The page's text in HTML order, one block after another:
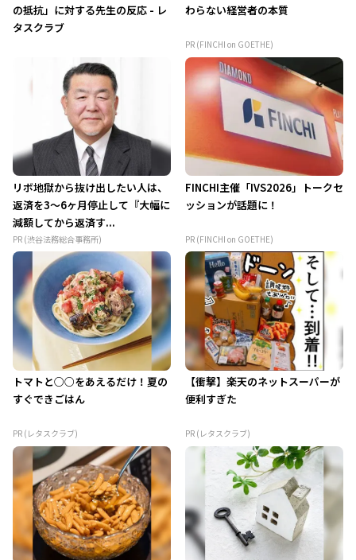
の抵抗」に対する先生の反応 - レ
タスクラブ
わらない経営者の本質
PR (FINCHI on GOETHE)
リボ地獄から抜け出したい人は、
返済を3～6ヶ月停止して『大幅に
減額してから返済す...
PR (渋谷法務総合事務所)
FINCHI主催「IVS2026」トークセ
ッションが話題に！
PR (FINCHI on GOETHE)
トマトと○○をあえるだけ！夏の
すぐできごはん
PR (レタスクラブ)
【衝撃】楽天のネットスーパーが
便利すぎた
PR (レタスクラブ)